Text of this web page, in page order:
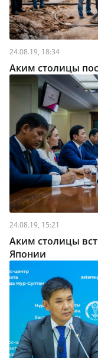
24.08.19, 18:34
Аким столицы
24.08.19, 15:21
Аким столицы
Японии